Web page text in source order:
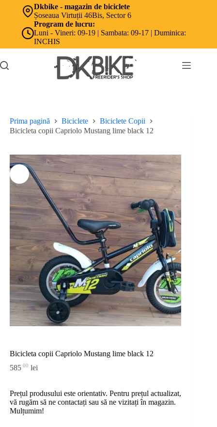
Dkbike - magazin de biciclete
Șoseaua Virtuții 46Bis, Sector 6
Program de lucru:
Luni - Vineri: 09-19 | Sambata: 09-17 | Duminica:
INCHIS
Prima pagină Biciclete
Biciclete Copii
Bicicleta copii Capriolo Mustang lime black 12
Bicicleta copii Capriolo Mustang lime black 12
585 00 lei
Prețul produsului este orientativ. Pentru prețul actualizat,
vă rugăm să ne contactați sau să ne vizitați în magazin.
Mulțumim!